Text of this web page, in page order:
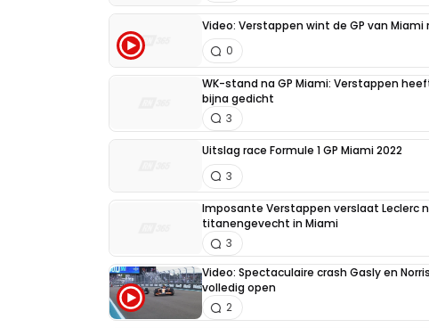
Video: Verstappen wint de GP van
0
WK-stand na GP Miami: Verstappen
bijna gedicht
3
Uitslag race Formule 1 GP Miami 2022
3
Imposante Verstappen verslaat Leclerc
titanengevecht in Miami
3
Video: Spectaculaire crash Gasly en
volledig open
2